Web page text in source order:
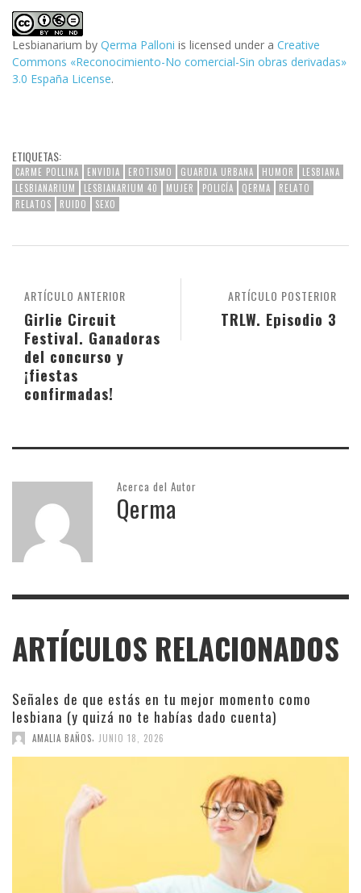
Lesbianarium by Qerma Palloni is licensed under a Creative
Commons «Reconocimiento-No comercial-Sin obras derivadas»
3.0 España License.
ETIQUETAS:
CARME POLLINA ENVIDIA EROTISMO GUARDIA URBANA HUMOR
LESBIANA
LESBIANARIUM
LESBIANARIUM 40 MUJER POLICÍA QERMA
RELATO
RELATOS
RUIDO SEXO
ARTÍCULO POSTERIOR
TRLW. Episodio 3
ARTÍCULO ANTERIOR
Girlie Circuit
Festival. Ganadoras
del concurso y
¡fiestas
confirmadas!
Acerca del Autor
Qerma
ARTÍCULOS RELACIONADOS
Señales de que estás en tu mejor momento como
lesbiana (y quizá no te habías dado cuenta)
AMALIA BAÑOS, JUNIO 18, 2026